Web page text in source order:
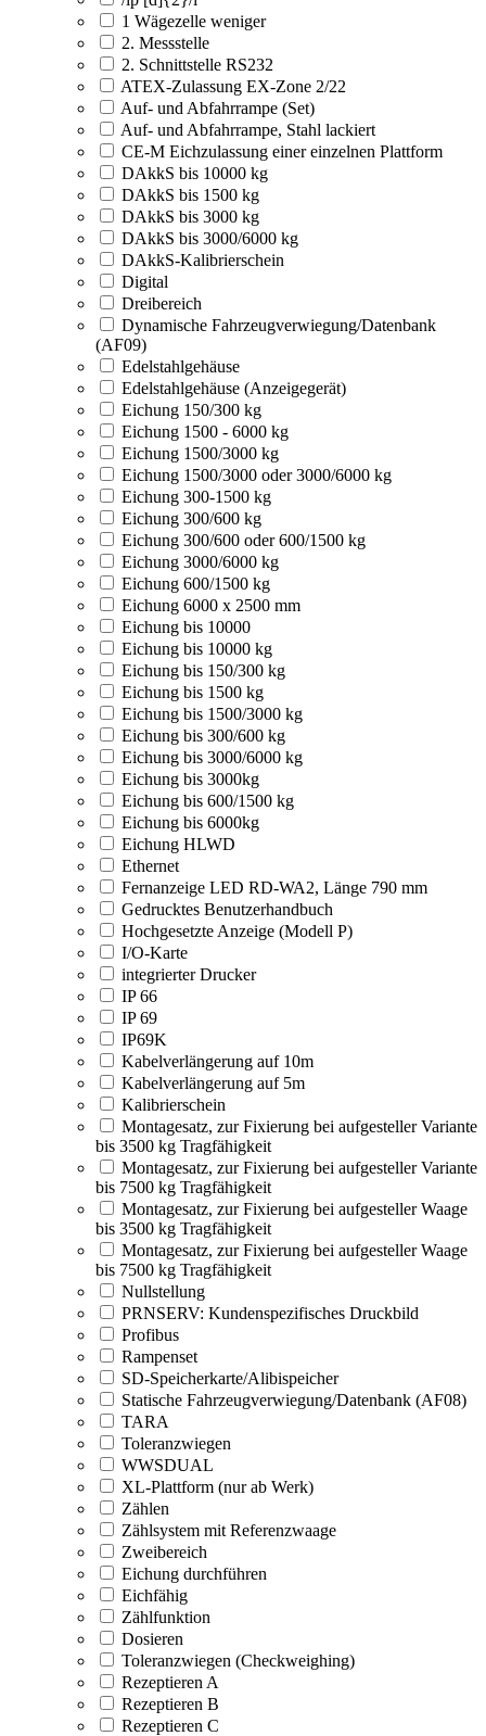
1 Wägezelle weniger
2. Messstelle
2. Schnittstelle RS232
ATEX-Zulassung EX-Zone 2/22
Auf- und Abfahrrampe (Set)
Auf- und Abfahrrampe, Stahl lackiert
CE-M Eichzulassung einer einzelnen Plattform
DAkkS bis 10000 kg
DAkkS bis 1500 kg
DAkkS bis 3000 kg
DAkkS bis 3000/6000 kg
DAkkS-Kalibrierschein
Digital
Dreibereich
Dynamische Fahrzeugverwiegung/Datenbank
(AF09)
Edelstahlgehäuse
Edelstahlgehäuse (Anzeigegerät)
Eichung 150/300 kg
Eichung 1500 - 6000 kg
Eichung 1500/3000 kg
Eichung 1500/3000 oder 3000/6000 kg
Eichung 300-1500 kg
Eichung 300/600 kg
Eichung 300/600 oder 600/1500 kg
Eichung 3000/6000 kg
Eichung 600/1500 kg
Eichung 6000 x 2500 mm
Eichung bis 10000
Eichung bis 10000 kg
Eichung bis 150/300 kg
Eichung bis 1500 kg
Eichung bis 1500/3000 kg
Eichung bis 300/600 kg
Eichung bis 3000/6000 kg
Eichung bis 3000kg
Eichung bis 600/1500 kg
Eichung bis 6000kg
Eichung HLWD
Ethernet
Fernanzeige LED RD-WA2, Länge 790 mm
Gedrucktes Benutzerhandbuch
Hochgesetzte Anzeige (Modell P)
I/O-Karte
integrierter Drucker
IP 66
IP 69
IP69K
Kabelverlängerung auf 10m
Kabelverlängerung auf 5m
Kalibrierschein
Montagesatz, zur Fixierung bei aufgesteller Variante
bis 3500 kg Tragfähigkeit
Montagesatz, zur Fixierung bei aufgesteller Variante
bis 7500 kg Tragfähigkeit
Montagesatz, zur Fixierung bei aufgesteller Waage
bis 3500 kg Tragfähigkeit
Montagesatz, zur Fixierung bei aufgesteller Waage
bis 7500 kg Tragfähigkeit
Nullstellung
PRNSERV: Kundenspezifisches Druckbild
Profibus
Rampenset
SD-Speicherkarte/Alibispeicher
Statische Fahrzeugverwiegung/Datenbank (AF08)
TARA
Toleranzwiegen
WWSDUAL
XL-Plattform (nur ab Werk)
Zählen
Zählsystem mit Referenzwaage
Zweibereich
Eichung durchführen
Eichfähig
Zählfunktion
Dosieren
Toleranzwiegen (Checkweighing)
Rezeptieren A
Rezeptieren B
Rezeptieren C